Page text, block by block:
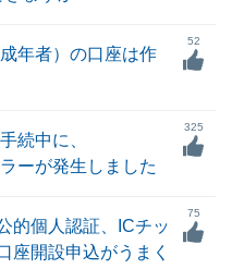
年者）の口座は作
52
続中に、
ーが発生しました
325
的個人認証、ICチッ
座開設申込がうまく
75